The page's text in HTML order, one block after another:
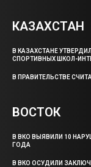
КАЗАХСТАН
В КАЗАХСТАНЕ
СПОРТИВНЫХ ШКОЛ-
В ПРАВИТЕЛЬСТВЕ
ВОСТОК
В ВКО ВЫЯВИЛИ 10
ГОДА
В ВКО ОСУДИЛИ